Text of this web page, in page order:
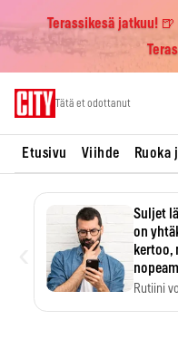
Terassikesä jatkuu!
Tätä et odottanut
Etusivu Viihde Ruoka
Suljet
on
kertoo,
Rutiini